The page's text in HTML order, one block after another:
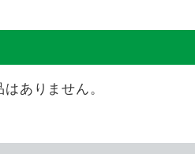
ありません。